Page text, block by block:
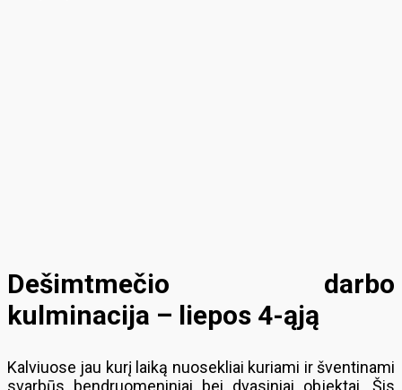
Dešimtmečio darbo
kulminacija – liepos 4-ąją
Kalviuose jau kurį laiką nuosekliai kuriami ir šventinami
svarbūs bendruomeniniai bei dvasiniai objektai. Šis